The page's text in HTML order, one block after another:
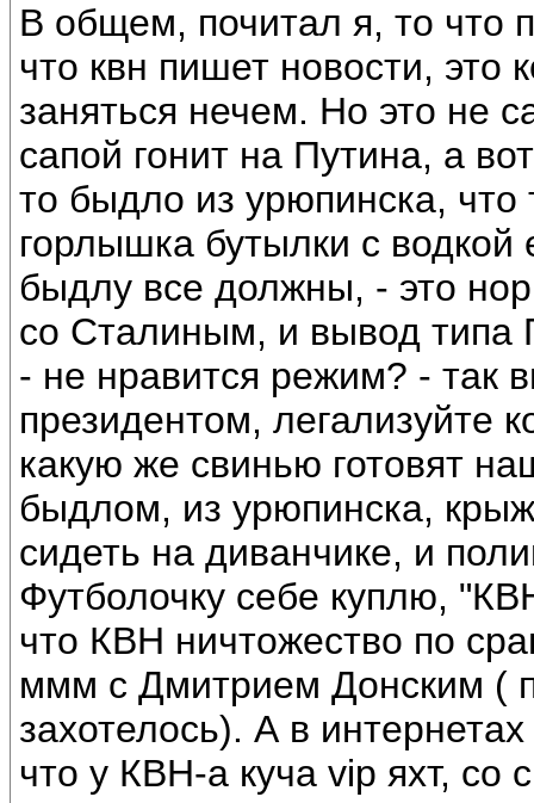
В общем, почитал я, то
что квн пишет новости, это
заняться нечем. Но это не
сапой гонит на Путина, а
то быдло из урюпинска, что
горлышка бутылки с
быдлу все должны, - это
со Сталиным, и вывод типа
- не нравится режим? - так
президентом, легализуйте
какую же свинью готовят
быдлом, из урюпинска,
сидеть на диванчике, и
Футболочку себе куплю,
что КВН ничтожество по
ммм с Дмитрием Донским (
захотелось). А в
что у КВН-а куча vip яхт,